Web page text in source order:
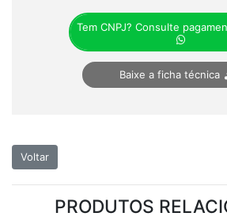
Tem CNPJ? Consulte
Baixe a ficha técnica
Voltar
PRODUTOS